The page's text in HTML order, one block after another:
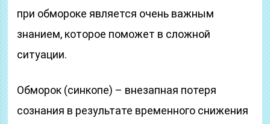
при обмороке является очень важным
знанием, которое поможет в сложной
ситуации.
Обморок (синкопе) – внезапная потеря
сознания в результате временного снижения